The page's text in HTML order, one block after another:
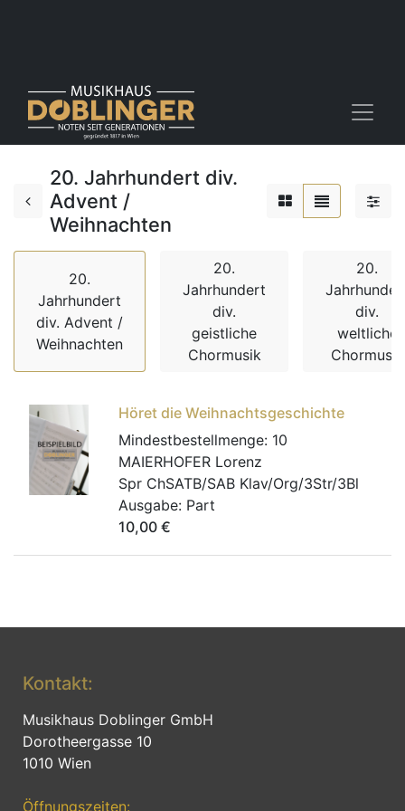
20. Jahrhundert div.
Advent /
Weihnachten
20.
Jahrhundert
div. Advent /
Weihnachten
20.
Jahrhundert
div.
geistliche
Chormusik
20.
div.
weltliche
Chormusik
Höret die Weihnachtsgeschichte
Mindestbestellmenge: 10
MAIERHOFER Lorenz
Spr ChSATB/SAB Klav/Org/3Str/3Bl
Ausgabe: Part
10,00 €
Kontakt:
Musikhaus Doblinger GmbH
Dorotheergasse 10
1010 Wien
Öffnungszeiten: